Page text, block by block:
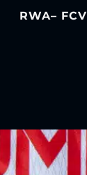
RWA– FCV